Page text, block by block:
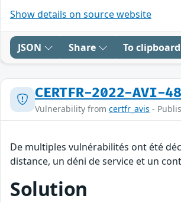
Show details on source website
JSON Share To clipboard
CERTFR-2022-AVI-
Vulnerability from certfr_avis -
De multiples vulnérabilités ont été
distance, un déni de service et un
Solution